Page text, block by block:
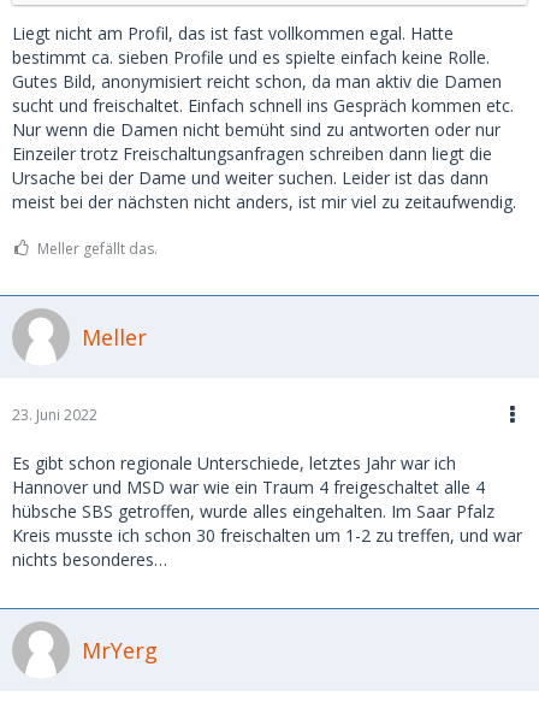
Liegt nicht am Profil, das ist fast vollkommen egal. Hatte
bestimmt ca. sieben Profile und es spielte einfach keine Rolle.
Gutes Bild, anonymisiert reicht schon, da man aktiv die Damen
sucht und freischaltet. Einfach schnell ins Gespräch kommen etc.
Nur wenn die Damen nicht bemüht sind zu antworten oder nur
Einzeiler trotz Freischaltungsanfragen schreiben dann liegt die
Ursache bei der Dame und weiter suchen. Leider ist das dann
meist bei der nächsten nicht anders, ist mir viel zu zeitaufwendig.
Meller gefällt das.
Meller
23. Juni 2022
Es gibt schon regionale Unterschiede, letztes Jahr war ich
Hannover und MSD war wie ein Traum 4 freigeschaltet alle 4
hübsche SBS getroffen, wurde alles eingehalten. Im Saar Pfalz
Kreis musste ich schon 30 freischalten um 1-2 zu treffen, und war
nichts besonderes…
MrYerg